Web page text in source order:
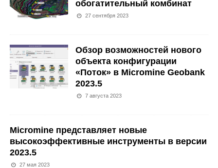
обогатительный комбинат
27 сентября 2023
Обзор возможностей нового
объекта конфигурации
«Поток» в Micromine Geobank
2023.5
7 августа 2023
Micromine представляет новые
высокоэффективные инструменты в версии
2023.5
27 мая 2023